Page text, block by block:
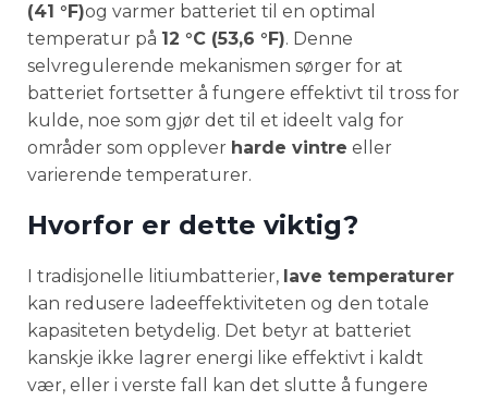
(41 °F)og varmer batteriet til en optimal
temperatur på 12 °C (53,6 °F). Denne
selvregulerende mekanismen sørger for at
batteriet fortsetter å fungere effektivt til tross for
kulde, noe som gjør det til et ideelt valg for
områder som opplever harde vintre eller
varierende temperaturer.
Hvorfor er dette viktig?
I tradisjonelle litiumbatterier, lave temperaturer
kan redusere ladeeffektiviteten og den totale
kapasiteten betydelig. Det betyr at batteriet
kanskje ikke lagrer energi like effektivt i kaldt
vær, eller i verste fall kan det slutte å fungere